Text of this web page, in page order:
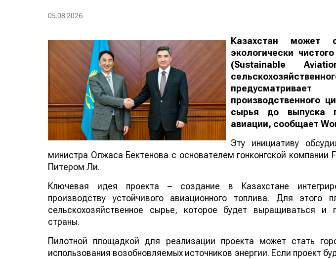
05.08.2026
Казахстан может
экологически
(Sustainable
производственного
сырья до выпуска
авиации, сообщает
Эту инициативу
министра Олжаса Бектенова с основателем гонконгской компании
Питером Ли.
Ключевая идея проекта – создание в Казахстане
производству устойчивого авиационного топлива. Для этого
сельскохозяйственное сырье, которое будет выращиваться и
страны.
Пилотной площадкой для реализации проекта может стать
использования возобновляемых источников энергии. Если проект